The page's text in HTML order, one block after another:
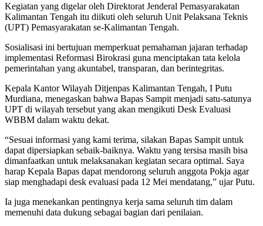
Kegiatan yang digelar oleh Direktorat Jenderal Pemasyarakatan
Kalimantan Tengah itu diikuti oleh seluruh Unit Pelaksana Teknis
(UPT) Pemasyarakatan se-Kalimantan Tengah.
Sosialisasi ini bertujuan memperkuat pemahaman jajaran terhadap
implementasi Reformasi Birokrasi guna menciptakan tata kelola
pemerintahan yang akuntabel, transparan, dan berintegritas.
Kepala Kantor Wilayah Ditjenpas Kalimantan Tengah, I Putu
Murdiana, menegaskan bahwa Bapas Sampit menjadi satu-satunya
UPT di wilayah tersebut yang akan mengikuti Desk Evaluasi
WBBM dalam waktu dekat.
“Sesuai informasi yang kami terima, silakan Bapas Sampit untuk
dapat dipersiapkan sebaik-baiknya. Waktu yang tersisa masih bisa
dimanfaatkan untuk melaksanakan kegiatan secara optimal. Saya
harap Kepala Bapas dapat mendorong seluruh anggota Pokja agar
siap menghadapi desk evaluasi pada 12 Mei mendatang,” ujar Putu.
Ia juga menekankan pentingnya kerja sama seluruh tim dalam
memenuhi data dukung sebagai bagian dari penilaian.